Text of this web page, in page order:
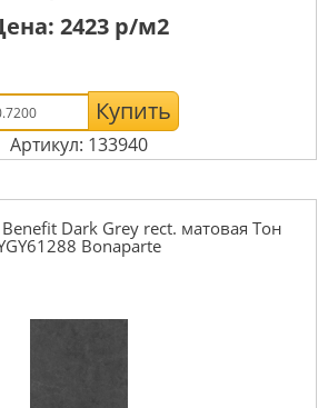
2423 р/м2
Купить
Артикул: 133940
Dark Grey rect. матовая Тон
Bonaparte